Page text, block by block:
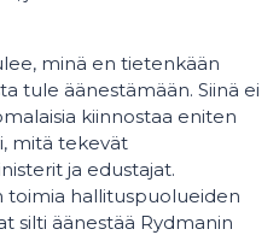
minä en tietenkään
tule äänestämään. Siinä ei
kiinnostaa eniten
mitä tekevät
ja edustajat.
toimia hallituspuolueiden
silti äänestää Rydmanin